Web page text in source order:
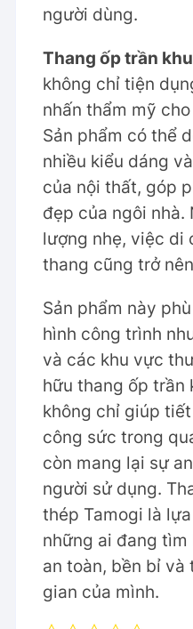
người dùng.
Thang ốp trần
không chỉ tiện
nhấn thẩm mỹ
Sản phẩm có thể
nhiều kiểu dáng
của nội thất, góp
đẹp của ngôi nhà.
lượng nhẹ, việc di
thang cũng trở
Sản phẩm này
hình công trình
và các khu vực
hữu thang ốp trần
không chỉ giúp
công sức trong
còn mang lại sự
người sử dụng.
thép Tamogi là
những ai đang
an toàn, bền bỉ và
gian của mình.